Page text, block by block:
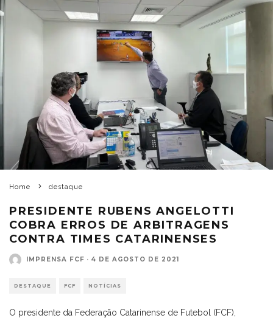
Home destaque
PRESIDENTE RUBENS ANGELOTTI
COBRA ERROS DE ARBITRAGENS
CONTRA TIMES CATARINENSES
IMPRENSA FCF · 4 DE AGOSTO DE 2021
DESTAQUE FCF NOTÍCIAS
O presidente da Federação Catarinense de Futebol (FCF),